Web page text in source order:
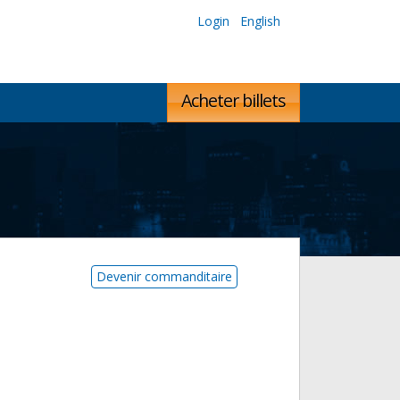
Login English
Acheter billets
Devenir commanditaire